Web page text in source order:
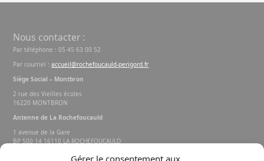
Gérer le consentement aux
Nous contacter :
Par téléphone : 05 45 63 00 52
Par courriel :accueil@rochefoucauld-perigord.fr
Siège Social – Montbron
2 rue des Vieilles écoles
16220 MONTBRON
Antenne de La Rochefoucauld
1 avenue de la Gare
BP 500 14 16110 LA ROCHEFOUCAULD